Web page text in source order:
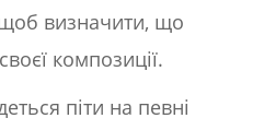
визначити, що
композиції.
піти на певні